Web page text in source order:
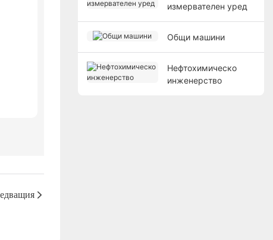
измервателен уред
Общи машини
Нефтохимическо
инженерство